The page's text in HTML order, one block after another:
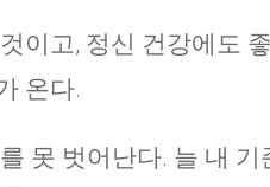
이고, 정신 건강에도
온다.
못 벗어난다. 늘 내 기